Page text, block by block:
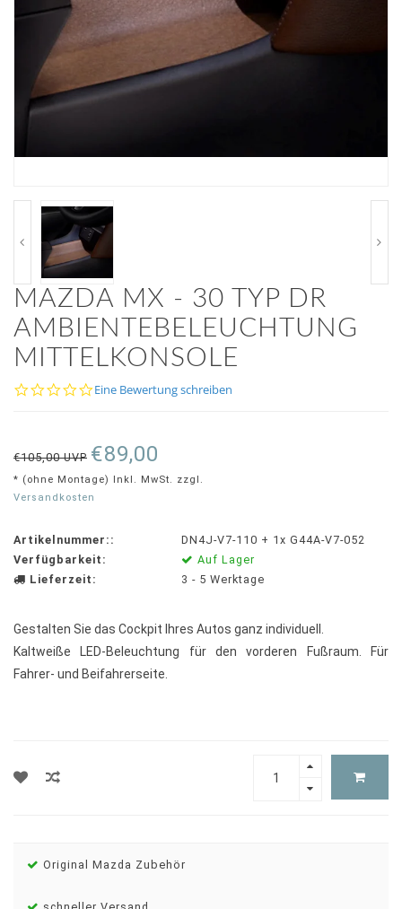
MAZDA MX - 30 TYP DR
AMBIENTEBELEUCHTUNG
MITTELKONSOLE
0.0
Eine Bewertung schreiben
€105,00 UVP €89,00
* (ohne Montage) Inkl. MwSt. zzgl.
Versandkosten
Artikelnummer::
DN4J-V7-110 + 1x G44A-V7-052
Verfügbarkeit:
Auf Lager
Lieferzeit:
3 - 5 Werktage
Gestalten Sie das Cockpit Ihres Autos ganz individuell.
Kaltweiße LED-Beleuchtung für den vorderen Fußraum. Für
Fahrer- und Beifahrerseite.
Original Mazda Zubehör